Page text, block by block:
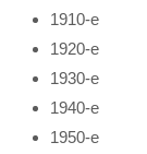
1910-е
1920-е
1930-е
1940-е
1950-е